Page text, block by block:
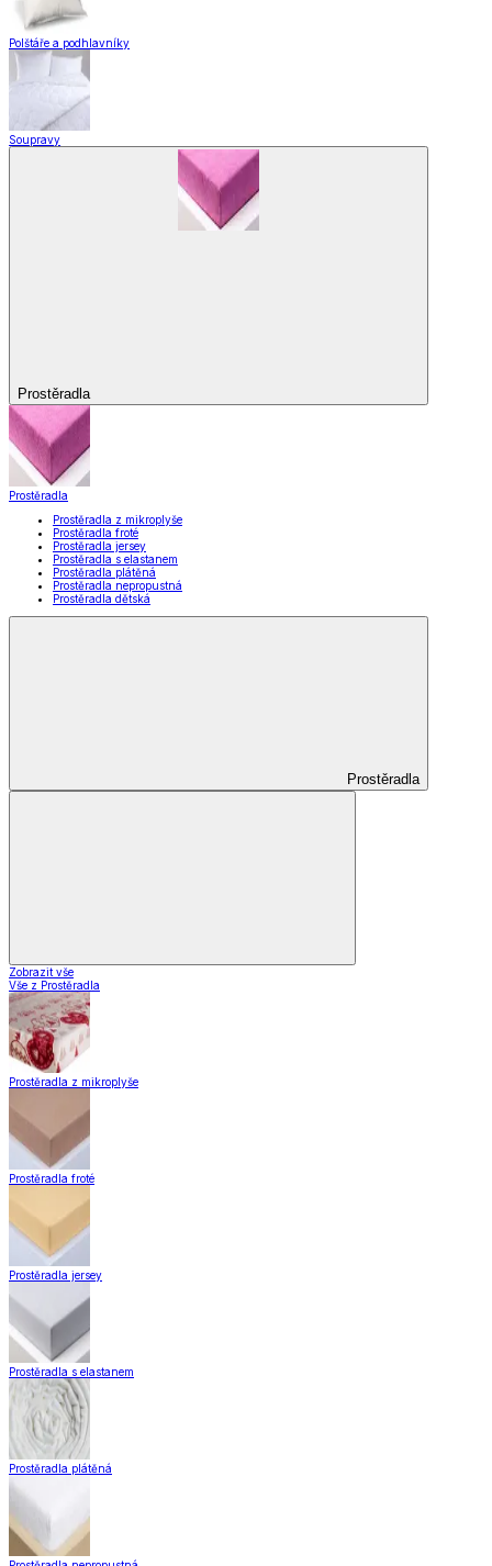
Polštáře a podhlavníky
Soupravy
Prostěradla
Prostěradla
Prostěradla z mikroplyše
Prostěradla froté
Prostěradla jersey
Prostěradla s elastanem
Prostěradla plátěná
Prostěradla nepropustná
Prostěradla dětská
Prostěradla
Zobrazit vše
Vše z Prostěradla
Prostěradla z mikroplyše
Prostěradla froté
Prostěradla jersey
Prostěradla s elastanem
Prostěradla plátěná